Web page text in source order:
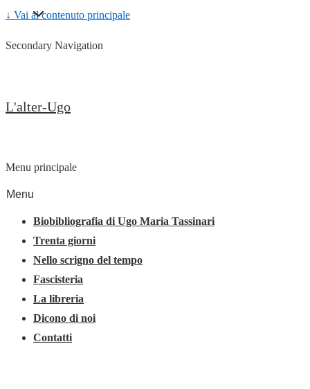
↓ Vai al contenuto principale
Secondary Navigation
L'alter-Ugo
Menu principale
Menu
Biobibliografia di Ugo Maria Tassinari
Trenta giorni
Nello scrigno del tempo
Fascisteria
La libreria
Dicono di noi
Contatti